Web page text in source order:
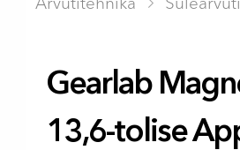
Gearlab
13,6-tolise